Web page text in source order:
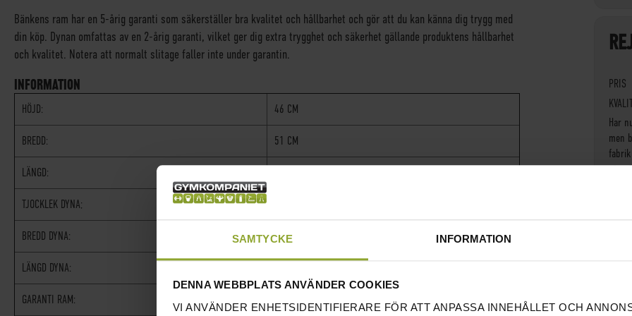
SAMTYCKE INFORMATION
DENNA WEBBPLATS ANVÄNDER COOKIES
VI ANVÄNDER ENHETSIDENTIFIERARE FÖR ATT ANPASSA INNEHÅLLET OCH
PRIS
Har
men
utan
Bänkens ram har en 5-årig garanti som säkerställer bra kvalitet och hållbarhet och gör att du kan känna dig trygg med
din köp. Dynan omfattas av en 2-årig garanti, vilket ger dig extra trygghet och säkerhet gällande produktens hållbarhet
och kvalitet. Notera att normalt slitage faller inte under garantin.
INFORMATION
HÖJD: 46 CM
BREDD: 51 CM
LÄNGD:
TJOCKLEK DYNA;
BREDD DYNA: 31 CM
LÄNGD DYNA:
GARANTI RAM: